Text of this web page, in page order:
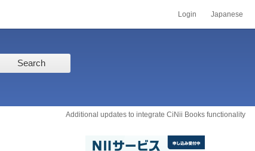
Login Japanese
Search
Additional updates to integrate CiNii Books functionality